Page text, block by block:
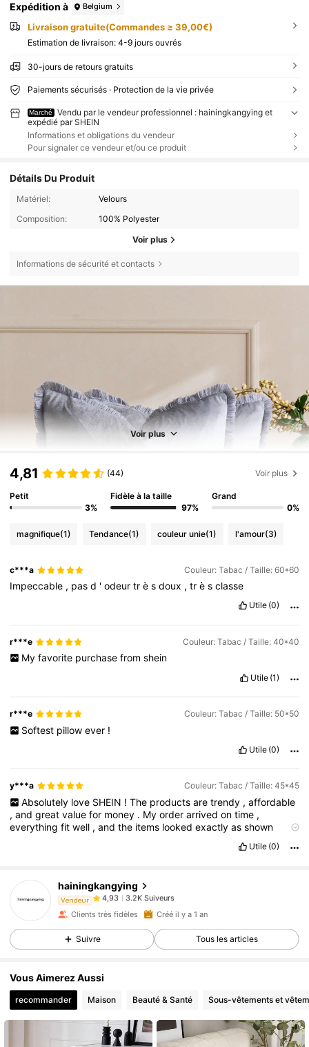
Expédition à Belgium
Livraison gratuite(Commandes ≥ 39,00€)
Estimation de livraison: 4-9 jours ouvrés
30-jours de retours gratuits
Paiements sécurisés · Protection de la vie privée
Marché
Vendu par le vendeur professionnel : hainingkangying et
expédié par SHEIN
Informations et obligations du vendeur
Pour signaler ce vendeur et/ou ce produit
Détails Du Produit
Matériel:
Velours
Composition:
100% Polyester
Voir plus
Informations de sécurité et contacts
Voir plus
4,81 (44) Voir plus
Petit
3%
Fidèle à la taille
97%
Grand
0%
magnifique(1) Tendance(1) couleur unie(1) l'amour(3)
c***a Couleur: Tabac / Taille: 60*60
Impeccable , pasd 'odeurtrèsdoux ,trèsclasse
Utile (0)
r***e Couleur: Tabac / Taille: 40*40
My favorite purchase from shein
Utile (1)
r***e Couleur: Tabac / Taille: 50*50
Softest pillow ever !
Utile (0)
y***a Couleur: Tabac / Taille: 45*45
Absolutely love SHEIN ! The products are trendy , affordable
,andgreatvaluefor money . Myorderarrivedontime ,
everythingfitwell ,andthe items lookedexactlyasshown
recommendedforUtile (0)
hainingkangying
Vendeur
4,93
3.2K Suiveurs
s***e est en train de naviguer
4,93
3.2K Suiveurs
3.2K Suiveurs
4,93
4,93 3.2K Suiveurs
Clients très fidèles Créé il y a 1 an
Suivre Tous les articles
Vous Aimerez Aussi
recommander Maison Beauté & Santé Sous-vêtements et